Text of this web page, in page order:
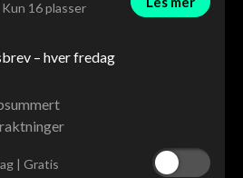
– hver fredag
| Gratis
16 plasser